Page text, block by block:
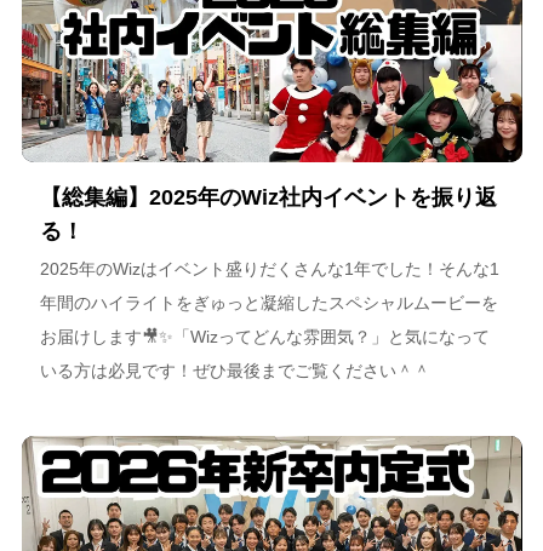
【総集編】2025年のWiz社内イベントを振り返
る！
2025年のWizはイベント盛りだくさんな1年でした！そんな1
年間のハイライトをぎゅっと凝縮したスペシャルムービーを
お届けします🎥✨「Wizってどんな雰囲気？」と気になって
いる方は必見です！ぜひ最後までご覧ください＾＾